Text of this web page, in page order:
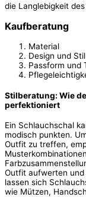
die Langlebigkeit
Kaufberatung
Material
Design und Stil
Passform und
Stilberatung: Wie
perfektioniert
Ein Schlauchschal
modisch punkten.
Outfit zu treffen,
Outfit aufwerten
lassen sich
wie Mützen,